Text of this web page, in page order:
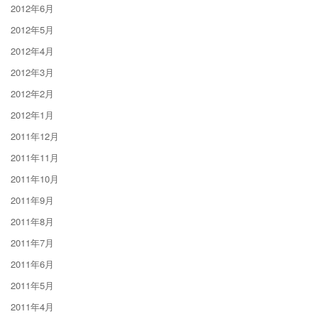
2012年6月
2012年5月
2012年4月
2012年3月
2012年2月
2012年1月
2011年12月
2011年11月
2011年10月
2011年9月
2011年8月
2011年7月
2011年6月
2011年5月
2011年4月